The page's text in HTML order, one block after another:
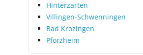
Hinterzarten
Villingen-Schwenningen
Bad Krozingen
Pforzheim